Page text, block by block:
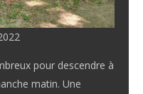
pour descendre à
matin. Une